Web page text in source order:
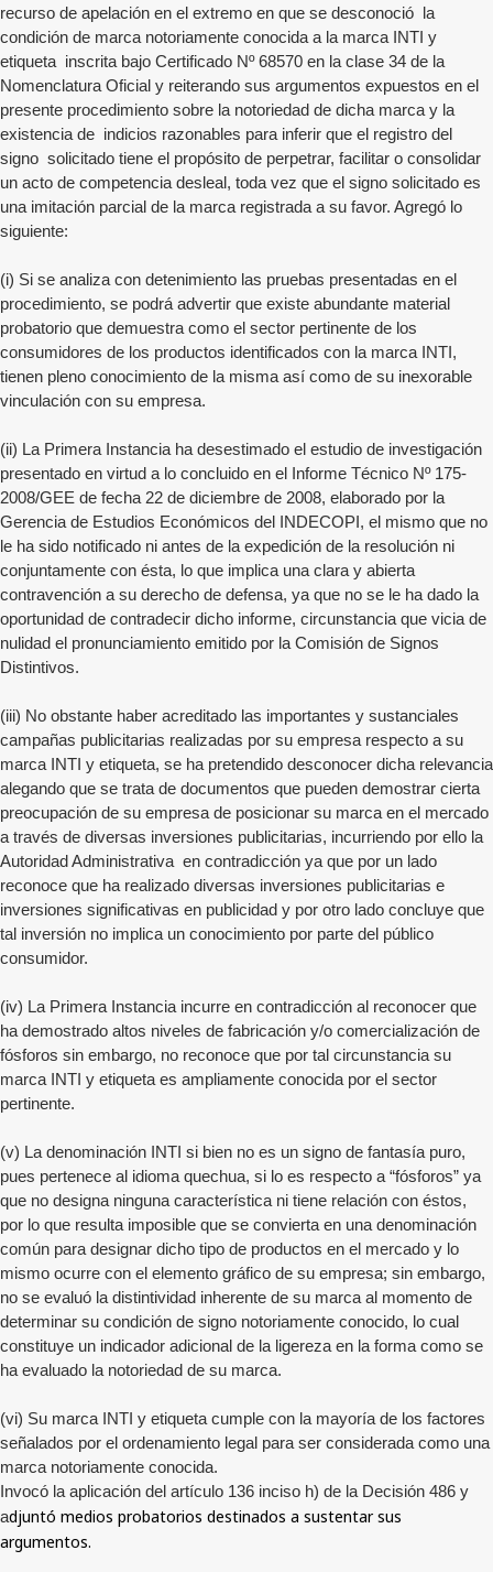
recurso de apelación en el extremo en que se desconoció la
condición de marca notoriamente conocida a la marca INTI y
etiqueta inscrita bajo Certificado Nº 68570 en la clase 34 de la
Nomenclatura Oficial y reiterando sus argumentos expuestos en el
presente procedimiento sobre la notoriedad de dicha marca y la
existencia de indicios razonables para inferir que el registro del
signo solicitado tiene el propósito de perpetrar, facilitar o consolidar
un acto de competencia desleal, toda vez que el signo solicitado es
una imitación parcial de la marca registrada a su favor. Agregó lo
siguiente:
(i) Si se analiza con detenimiento las pruebas presentadas en el
procedimiento, se podrá advertir que existe abundante material
probatorio que demuestra como el sector pertinente de los
consumidores de los productos identificados con la marca INTI,
tienen pleno conocimiento de la misma así como de su inexorable
vinculación con su empresa.
(ii) La Primera Instancia ha desestimado el estudio de investigación
presentado en virtud a lo concluido en el Informe Técnico Nº 175-
2008/GEE de fecha 22 de diciembre de 2008, elaborado por la
Gerencia de Estudios Económicos del INDECOPI, el mismo que no
le ha sido notificado ni antes de la expedición de la resolución ni
conjuntamente con ésta, lo que implica una clara y abierta
contravención a su derecho de defensa, ya que no se le ha dado la
oportunidad de contradecir dicho informe, circunstancia que vicia de
nulidad el pronunciamiento emitido por la Comisión de Signos
Distintivos.
(iii) No obstante haber acreditado las importantes y sustanciales
campañas publicitarias realizadas por su empresa respecto a su
marca INTI y etiqueta, se ha pretendido desconocer dicha relevancia
alegando que se trata de documentos que pueden demostrar cierta
preocupación de su empresa de posicionar su marca en el mercado
a través de diversas inversiones publicitarias, incurriendo por ello la
Autoridad Administrativa en contradicción ya que por un lado
reconoce que ha realizado diversas inversiones publicitarias e
inversiones significativas en publicidad y por otro lado concluye que
tal inversión no implica un conocimiento por parte del público
consumidor.
(iv) La Primera Instancia incurre en contradicción al reconocer que
ha demostrado altos niveles de fabricación y/o comercialización de
fósforos sin embargo, no reconoce que por tal circunstancia su
marca INTI y etiqueta es ampliamente conocida por el sector
pertinente.
(v) La denominación INTI si bien no es un signo de fantasía puro,
pues pertenece al idioma quechua, si lo es respecto a “fósforos” ya
que no designa ninguna característica ni tiene relación con éstos,
por lo que resulta imposible que se convierta en una denominación
común para designar dicho tipo de productos en el mercado y lo
mismo ocurre con el elemento gráfico de su empresa; sin embargo,
no se evaluó la distintividad inherente de su marca al momento de
determinar su condición de signo notoriamente conocido, lo cual
constituye un indicador adicional de la ligereza en la forma como se
ha evaluado la notoriedad de su marca.
(vi) Su marca INTI y etiqueta cumple con la mayoría de los factores
señalados por el ordenamiento legal para ser considerada como una
marca notoriamente conocida.
Invocó la aplicación del artículo 136 inciso h) de la Decisión 486 y
adjuntó medios probatorios destinados a sustentar sus
argumentos.